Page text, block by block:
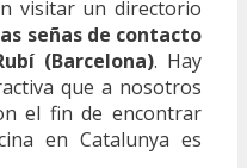
visitar un directorio
señas de contacto
(Barcelona). Hay
que a nosotros
el fin de encontrar
en Catalunya es